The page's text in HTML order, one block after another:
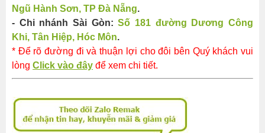
Ngũ Hành Sơn, TP Đà Nẵng.
- Chi nhánh Sài Gòn:Số 181 đường Dương Công
Khi, Tân Hiệp, Hóc Môn.
* Để rõ đường đi và thuận lợi cho đôi bên Quý khách vui
lòng Click vào đây để xem chi tiết.